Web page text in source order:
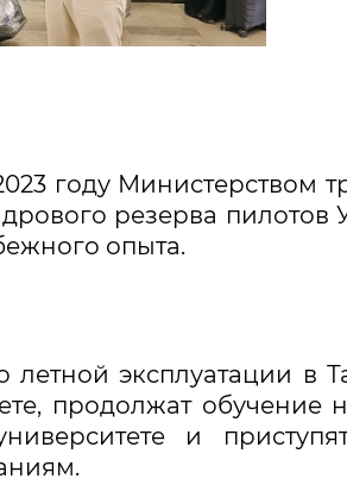
году Министерством
резерва пилотов
опыта.
летной эксплуатации в
продолжат обучение
и